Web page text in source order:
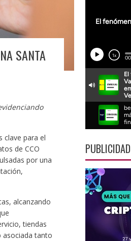
SANTA
clave para el
de CCO
por una
alcanzando
tiendas
asociada tanto
PUBLICIDAD